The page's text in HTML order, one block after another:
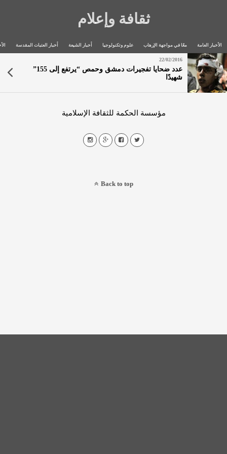
ثقافة وإعلام
الأخبار العامة معًا في مواجهة الإرهاب علوم وتكنولوجيا أخبار الشيعة أخبار العتبات المقدسة
22/02/2016
عدد ضحايا تفجيرات دمشق وحمص “يرتفع إلى 155”
شهيدًا
مؤسسة الحكمة للثقافة الإسلامية
Back to top